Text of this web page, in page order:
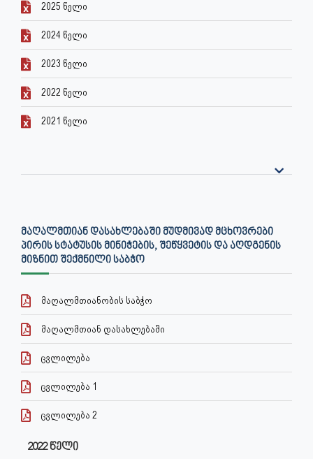
2025 წელი
2024 წელი
2023 წელი
2022 წელი
2021 წელი
ᲛᲐᲦᲐᲚᲛᲗᲘᲐᲜ ᲓᲐᲡᲐᲮᲚᲔᲑᲐᲨᲘ ᲛᲣᲓᲛᲘᲕᲐᲓ ᲛᲪᲮᲝᲕᲠᲔᲑᲘ
ᲞᲘᲠᲘᲡ ᲡᲢᲐᲢᲣᲡᲘᲡ ᲛᲘᲜᲘᲭᲔᲑᲘᲡ, ᲨᲔᲬᲧᲕᲔᲢᲘᲡ ᲓᲐ ᲐᲦᲓᲒᲔᲜᲘᲡ
ᲛᲘᲖᲜᲘᲗ ᲨᲔᲥᲛᲜᲘᲚᲘ ᲡᲐᲑᲭᲝ
მაღალმთიანობის საბჭო
მაღალმთიან დასახლებაში
ცვლილება
ცვლილება 1
ცვლილება 2
2022 წელი